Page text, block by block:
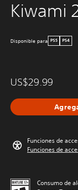
Kiwami
Disponible para PS5 PS4
US$29.99
Funciones de
Funciones de
Consumo de